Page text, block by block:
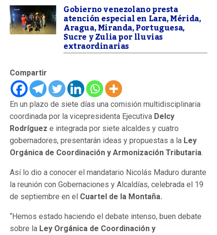
Gobierno venezolano presta
atención especial en Lara, Mérida,
Aragua, Miranda, Portuguesa,
Sucre y Zulia por lluvias
extraordinarias
Compartir
En un plazo de siete días una comisión multidisciplinaria
coordinada por la vicepresidenta Ejecutiva Delcy
Rodríguez e integrada por siete alcaldes y cuatro
gobernadores, presentarán ideas y propuestas a la Ley
Orgánica de Coordinación y Armonización Tributaria.
Así lo dio a conocer el mandatario Nicolás Maduro durante
la reunión con Gobernaciones y Alcaldías, celebrada el 19
de septiembre en el Cuartel de la Montaña.
“Hemos estado haciendo el debate intenso, buen debate
sobre la Ley Orgánica de Coordinación y